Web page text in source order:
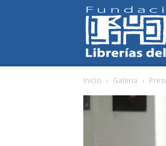
Inicio Galeria